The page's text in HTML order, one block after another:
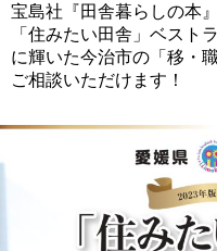
宝島社『田舎暮らしの本
「住みたい田舎」ベスト
に輝いた今治市の「移・
ご相談いただけます！